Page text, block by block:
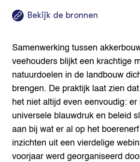
Search the Knowledge base
Bekijk de bronnen
Samenwerking tussen
veehouders blijkt een krachtige
natuurdoelen in de landbouw
brengen. De praktijk laat zien
het niet altijd even eenvoudig: er
universele blauwdruk en beleid
aan bij wat er al op het
inzichten uit een vierdelige
voorjaar werd georganiseerd